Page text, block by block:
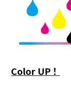
Color UP！